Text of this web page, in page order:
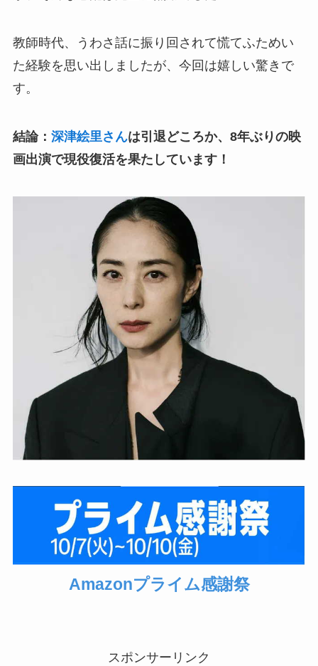
教師時代、うわさ話に振り回されて慌てふためい
た経験を思い出しましたが、今回は嬉しい驚きで
す。
結論： 深津絵里さんは引退どころか、8年ぶりの映
画出演で現役復活を果たしています！
Amazonプライム感謝祭
スポンサーリンク